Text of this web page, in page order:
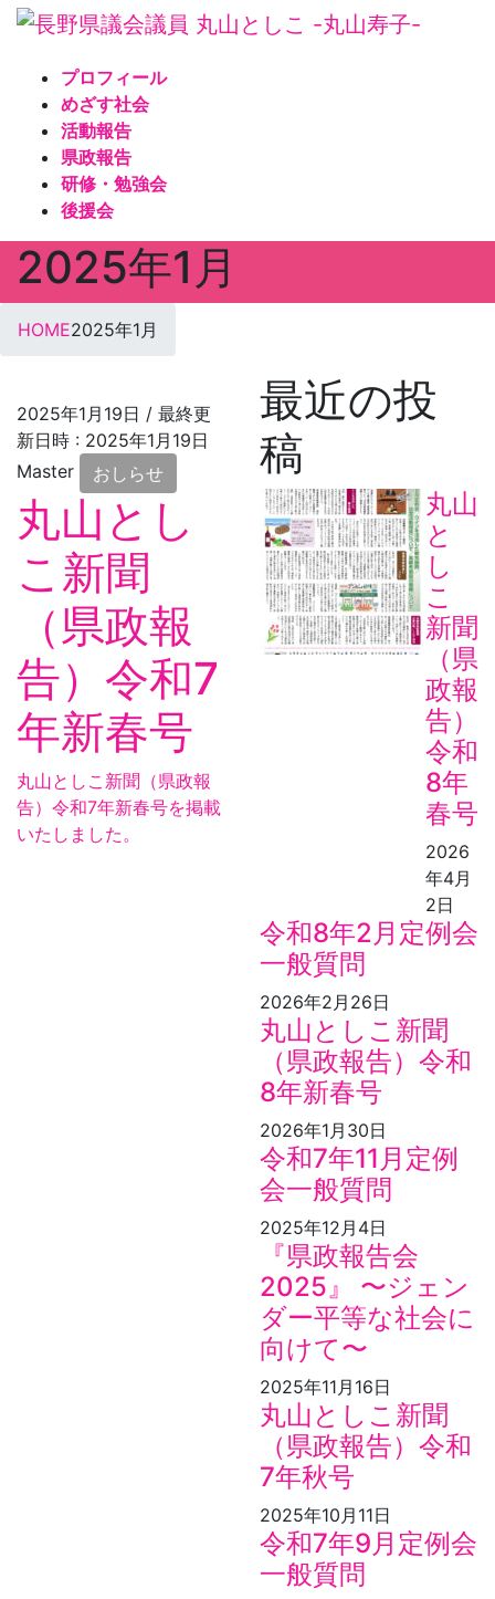
プロフィール
めざす社会
活動報告
県政報告
研修・勉強会
後援会
2025年1月
HOME2025年1月
2025年1月19日 / 最終更
新日時 : 2025年1月19日
Master
おしらせ
丸山とし
こ新聞
（県政報
告）令和7
年新春号
丸山としこ新聞（県政報
告）令和7年新春号を掲載
いたしました。
最近の投
稿
丸山
と
し
こ
新聞
（県
政報
告）
令和
8年
春号
2026
年4月
2日
令和8年2月定例会
一般質問
2026年2月26日
丸山としこ新聞
（県政報告）令和
8年新春号
2026年1月30日
令和7年11月定例
会一般質問
2025年12月4日
『県政報告会
2025』 〜ジェン
ダー平等な社会に
向けて〜
2025年11月16日
丸山としこ新聞
（県政報告）令和
7年秋号
2025年10月11日
令和7年9月定例会
一般質問